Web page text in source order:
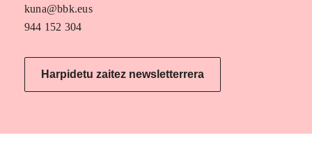
kuna@bbk.eus
944 152 304
Harpidetu zaitez newsletterrera